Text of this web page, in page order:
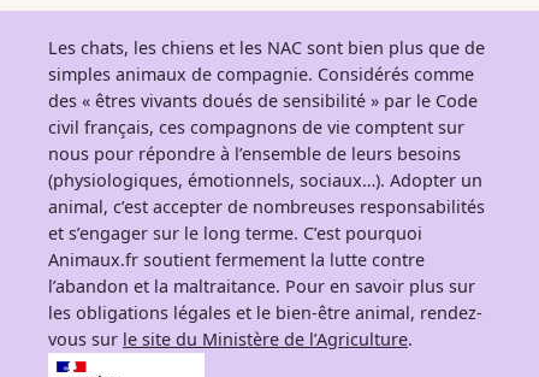
Les chats, les chiens et les NAC sont bien plus que de
simples animaux de compagnie. Considérés comme
des « êtres vivants doués de sensibilité » par le Code
civil français, ces compagnons de vie comptent sur
nous pour répondre à l’ensemble de leurs besoins
(physiologiques, émotionnels, sociaux…). Adopter un
animal, c’est accepter de nombreuses responsabilités
et s’engager sur le long terme. C’est pourquoi
Animaux.fr soutient fermement la lutte contre
l’abandon et la maltraitance. Pour en savoir plus sur
les obligations légales et le bien-être animal, rendez-
vous sur le site du Ministère de l’Agriculture.